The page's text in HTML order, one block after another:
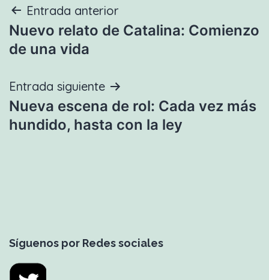
Navegación
de
Entrada anterior
Nuevo relato de Catalina: Comienzo
de una vida
Entrada siguiente
Nueva escena de rol: Cada vez más
hundido, hasta con la ley
Síguenos por Redes sociales